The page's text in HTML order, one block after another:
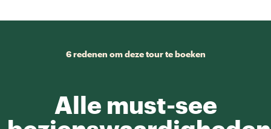
6 redenen om deze tour te boeken
Alle must-see